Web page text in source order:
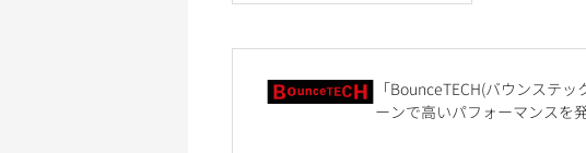
「BounceTECH(バウンステ
ーンで高いパフォーマンスを